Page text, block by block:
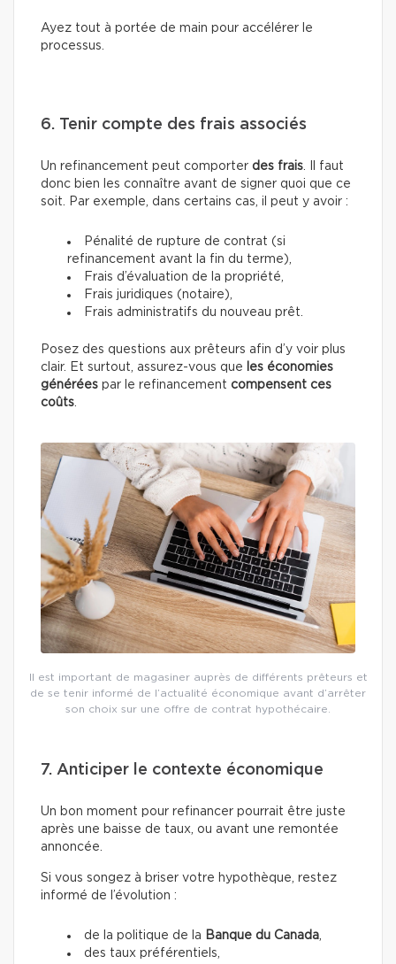
Ayez tout à portée de main pour accélérer le
processus.
6. Tenir compte des frais associés
Un refinancement peut comporter des frais. Il faut
donc bien les connaître avant de signer quoi que ce
soit. Par exemple, dans certains cas, il peut y avoir :
Pénalité de rupture de contrat (si
refinancement avant la fin du terme),
Frais d’évaluation de la propriété,
Frais juridiques (notaire),
Frais administratifs du nouveau prêt.
Posez des questions aux prêteurs afin d’y voir plus
clair. Et surtout, assurez-vous que
les économies
générées par le refinancement compensent ces
coûts.
Il est important de magasiner auprès de différents prêteurs et
de se tenir informé de l’actualité économique avant d’arrêter
son choix sur une offre de contrat hypothécaire.
7. Anticiper le contexte économique
Un bon moment pour refinancer pourrait être juste
après une baisse de taux, ou avant une remontée
annoncée.
Si vous songez à briser votre hypothèque, restez
informé de l’évolution :
de la politique de la Banque du Canada,
des taux préférentiels,